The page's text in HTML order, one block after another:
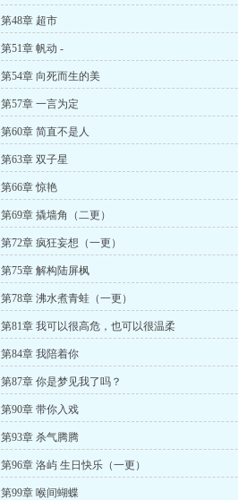
第48章 超市
第51章 帆动 -
第54章 向死而生的美
第57章 一言为定
第60章 简直不是人
第63章 双子星
第66章 惊艳
第69章 撬墙角（二更）
第72章 疯狂妄想（一更）
第75章 解构陆屏枫
第78章 沸水煮青蛙（一更）
第81章 我可以很高危，也可以很温柔
第84章 我陪着你
第87章 你是梦见我了吗？
第90章 带你入戏
第93章 杀气腾腾
第96章 洛屿 生日快乐（一更）
第99章 喉间蝴蝶